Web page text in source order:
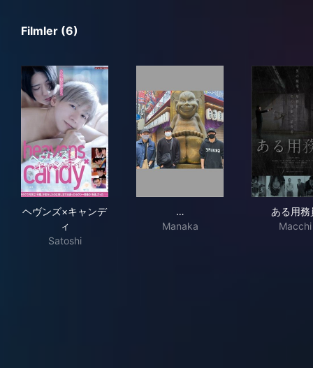
Filmler (6)
ヘヴンズ×キャンデ
ィ
Satoshi
…
Manaka
ある用務
Macchi